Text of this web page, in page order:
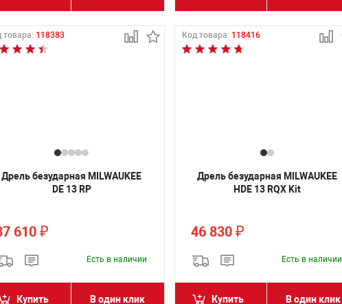
товара: 118383
Дрель безударная MILWAUKEE
DE 13 RP
610 ₽
Есть в наличии
Купить В один клик
Код товара: 118416
Дрель безударная MILWAUKEE
HDE 13 RQX Kit
46 830 ₽
Есть в наличии
Купить В один клик